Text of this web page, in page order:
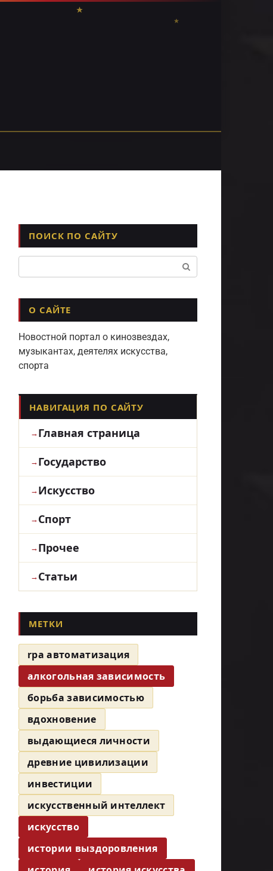
ПОИСК ПО САЙТУ
О САЙТЕ
Новостной портал о кинозвездах,
музыкантах, деятелях искусства,
спорта
НАВИГАЦИЯ ПО САЙТУ
Главная страница
Государство
Искусство
Спорт
Прочее
Статьи
МЕТКИ
rpa автоматизация
алкогольная зависимость
борьба зависимостью
вдохновение
выдающиеся личности
древние цивилизации
инвестиции
искусственный интеллект
искусство
истории выздоровления